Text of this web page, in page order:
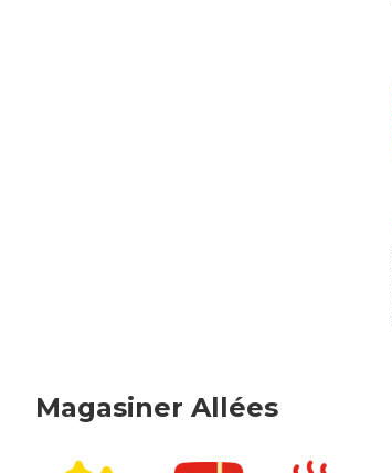
Magasiner Allées